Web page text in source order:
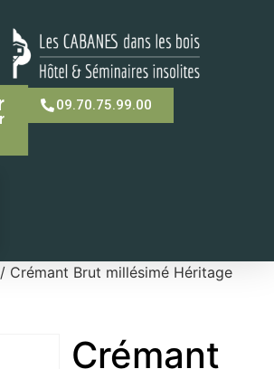
09.70.75.99.00
/ Crémant Brut millésimé Héritage
Crémant